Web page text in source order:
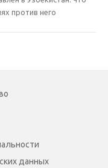
против него
данных